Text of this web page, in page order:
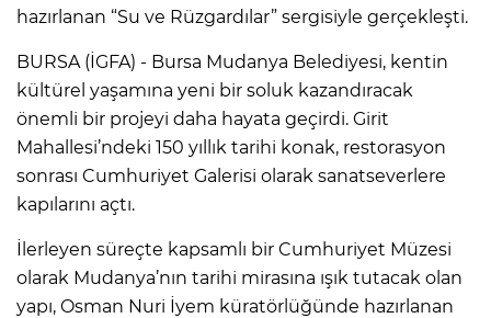
hazırlanan “Su ve Rüzgardılar” sergisiyle gerçekleşti.
BURSA (İGFA) - Bursa Mudanya Belediyesi, kentin
kültürel yaşamına yeni bir soluk kazandıracak
önemli bir projeyi daha hayata geçirdi. Girit
Mahallesi’ndeki 150 yıllık tarihi konak, restorasyon
sonrası Cumhuriyet Galerisi olarak sanatseverlere
kapılarını açtı.
İlerleyen süreçte kapsamlı bir Cumhuriyet Müzesi
olarak Mudanya’nın tarihi mirasına ışık tutacak olan
yapı, Osman Nuri İyem küratörlüğünde hazırlanan